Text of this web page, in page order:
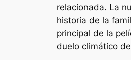
relacionada. La
historia de la
principal de la
duelo climático